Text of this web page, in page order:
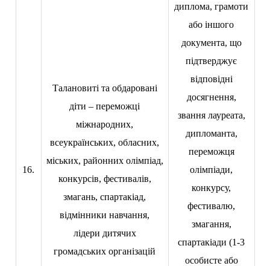
16.
Талановиті та обдаровані
діти – переможці
міжнародних,
всеукраїнських, обласних,
міських, районних олімпіад,
конкурсів, фестивалів,
змагань, спартакіад,
відмінники навчання,
лідери дитячих
громадських організацій
диплома, грамоти
або іншого
документа, що
підтверджує
відповідні
досягнення,
звання лауреата,
дипломанта,
переможця
олімпіади,
конкурсу,
фестивалю,
змагання,
спартакіади (1-3
особисте або